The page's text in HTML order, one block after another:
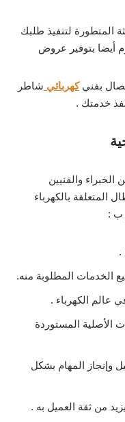
المتطورة لتنفيذ طلبك
أيضا بتوفير عروض
بفنيكهربائي شاطر
خدمتك .
والفنيين
المتعلقة بالكهرباء
ب :
.
الخدمات المطلوبة منه.
عالم الكهرباء .
الأصلية المستوردة
وإنجاز المهام بشكل
من ثقة العميل به .